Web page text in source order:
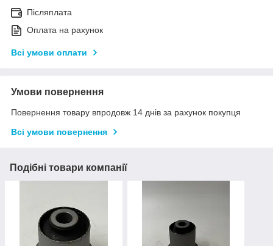
Післяплата
Оплата на рахунок
Всі умови оплати
Умови повернення
Повернення товару впродовж 14 днів за рахунок покупця
Всі умови повернення
Подібні товари компанії